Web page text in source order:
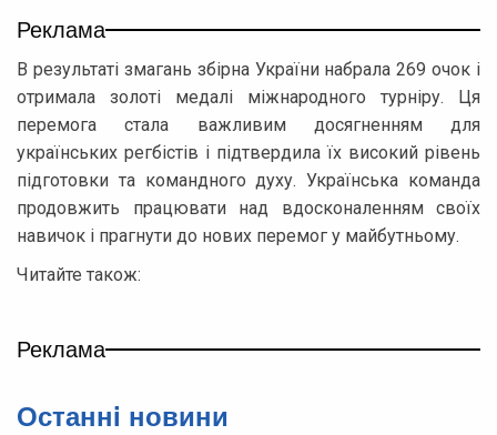
Реклама
В результаті змагань збірна України набрала 269 очок і
отримала золоті медалі міжнародного турніру. Ця
перемога стала важливим досягненням для
українських регбістів і підтвердила їх високий рівень
підготовки та командного духу. Українська команда
продовжить працювати над вдосконаленням своїх
навичок і прагнути до нових перемог у майбутньому.
Читайте також:
Реклама
Останнi новини